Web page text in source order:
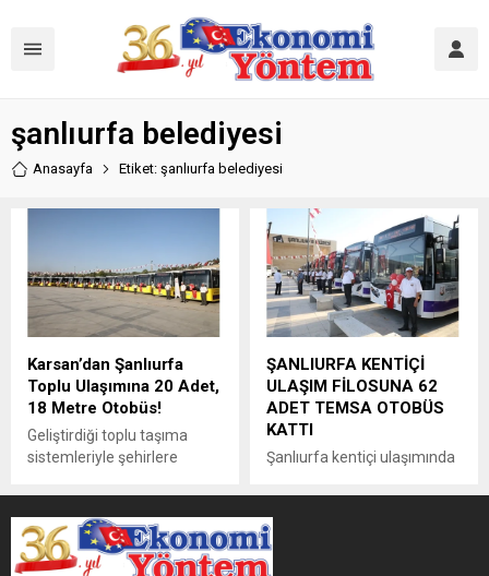
şanlıurfa belediyesi
Anasayfa Etiket: şanlıurfa belediyesi
Karsan’dan Şanlıurfa
Toplu Ulaşımına 20 Adet,
18 Metre Otobüs!
Geliştirdiği toplu taşıma
sistemleriyle şehirlere
Karsan, yurtiçi teslimatlarına
bir yenisini daha ekledi.
50’nci yılını geride bırakan
Karsan, son olarak Şanlıurfa
ŞANLIURFA KENTİÇİ
ULAŞIM FİLOSUNA 62
ADET TEMSA OTOBÜS
KATTI
Şanlıurfa kentiçi ulaşımında
ayrıcalığı yaşanıyor. TEMSA,
Şanlıurfa Belediyesi’nin
ulaşım şirketi Belsan A.Ş
filosuna 7 metrelik 37 Opalin